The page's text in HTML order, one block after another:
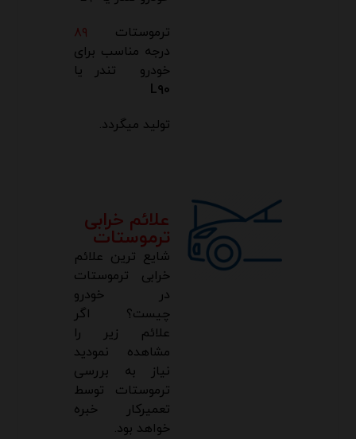
ترموستات ۸۹
درجه مناسب برای
خودرو تندر یا
L۹۰
تولید میگردد.
علائم خرابی
ترموستات
شایع ترین علائم
خرابی ترموستات
در خودرو
چیست؟ اگر
علائم زیر را
مشاهده نمودید
نیاز به بررسی
ترموستات توسط
تعمیرکار خبره
خواهد بود.